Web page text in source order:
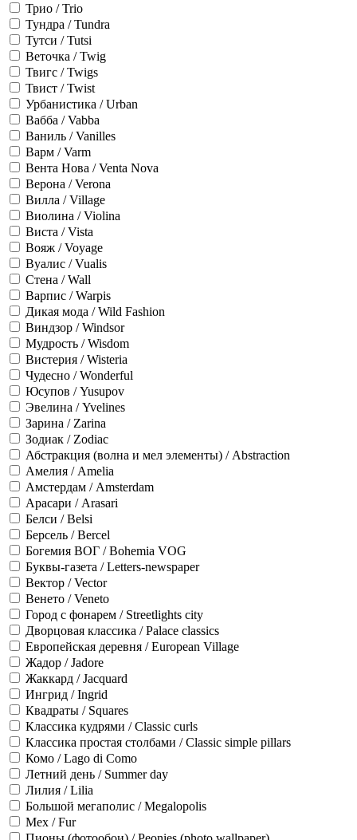
Трио / Trio
Тундра / Tundra
Тутси / Tutsi
Веточка / Twig
Твигс / Twigs
Твист / Twist
Урбанистика / Urban
Вабба / Vabba
Ваниль / Vanilles
Варм / Varm
Вента Нова / Venta Nova
Верона / Verona
Вилла / Village
Виолина / Violina
Виста / Vista
Вояж / Voyage
Вуалис / Vualis
Стена / Wall
Варпис / Warpis
Дикая мода / Wild Fashion
Виндзор / Windsor
Мудрость / Wisdom
Вистерия / Wisteria
Чудесно / Wonderful
Юсупов / Yusupov
Эвелина / Yvelines
Зарина / Zarina
Зодиак / Zodiac
Абстракция (волна и мел элементы) / Abstraction
Амелия / Amelia
Амстердам / Amsterdam
Арасари / Arasari
Белси / Belsi
Берсель / Bercel
Богемия ВОГ / Bohemia VOG
Буквы-газета / Letters-newspaper
Вектор / Vector
Венето / Veneto
Город с фонарем / Streetlights city
Дворцовая классика / Palace classics
Европейская деревня / European Village
Жадор / Jadore
Жаккард / Jacquard
Ингрид / Ingrid
Квадраты / Squares
Классика кудрями / Classic curls
Классика простая столбами / Classic simple pillars
Комо / Lago di Como
Летний день / Summer day
Лилия / Lilia
Большой мегаполис / Megalopolis
Мех / Fur